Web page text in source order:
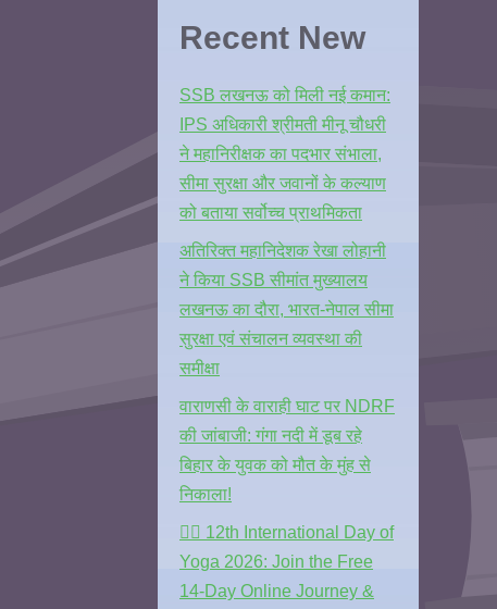
Recent New
SSB लखनऊ को मिली नई कमान:
IPS अधिकारी श्रीमती मीनू चौधरी
ने महानिरीक्षक का पदभार संभाला,
सीमा सुरक्षा और जवानों के कल्याण
को बताया सर्वोच्च प्राथमिकता
अतिरिक्त महानिदेशक रेखा लोहानी
ने किया SSB सीमांत मुख्यालय
लखनऊ का दौरा, भारत-नेपाल सीमा
सुरक्षा एवं संचालन व्यवस्था की
समीक्षा
वाराणसी के वाराही घाट पर NDRF
की जांबाजी: गंगा नदी में डूब रहे
बिहार के युवक को मौत के मुंह से
निकाला!
🧘‍♂️ 12th International Day of
Yoga 2026: Join the Free
14-Day Online Journey &